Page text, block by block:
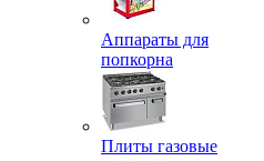
Аппараты для
попкорна
Плиты газовые